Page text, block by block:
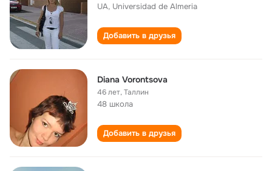
UA, Universidad de Almeria
Добавить в друзья
Diana Vorontsova
46 лет,Таллин
48 школа
Добавить в друзья